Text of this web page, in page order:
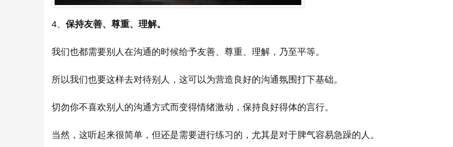
4、 保持友善、尊重、理解。
我们也都需要别人在沟通的时候给予友善、尊重、理解，乃至平等。
所以我们也要这样去对待别人，这可以为营造良好的沟通氛围打下基础。
切勿你不喜欢别人的沟通方式而变得情绪激动，保持良好得体的言行。
当然，这听起来很简单，但还是需要进行练习的，尤其是对于脾气容易急躁的人。